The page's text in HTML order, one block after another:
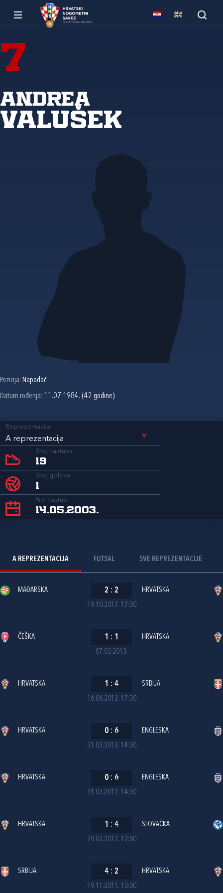
7
Andrea
Valušek
Pozicija: Napadač
Datum rođenja: 11.07.1984. (42 godine)
Reprezentacija
A reprezentacija
Broj nastupa
19
Broj golova
1
Prvi nastup
14.05.2003.
A REPREZENTACIJA FUTSAL SVE REPREZENTACIJE
19.10.2017. 17:30
MAĐARSKA 2 : 2 HRVATSKA
07.03.2013.
ČEŠKA 1 : 1 HRVATSKA
16.06.2012. 17:30
HRVATSKA 1 : 4 SRBIJA
31.03.2012. 14:30
HRVATSKA 0 : 6 ENGLESKA
31.03.2012. 14:30
HRVATSKA 0 : 6 ENGLESKA
29.02.2012. 12:00
HRVATSKA 1 : 4 SLOVAČKA
19.11.2011. 13:00
SRBIJA 4 : 2 HRVATSKA